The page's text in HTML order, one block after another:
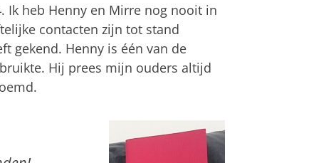
Ik heb Henny en Mirre nog nooit in
contacten zijn tot stand
gekend. Henny is één van de
Hij prees mijn ouders altijd